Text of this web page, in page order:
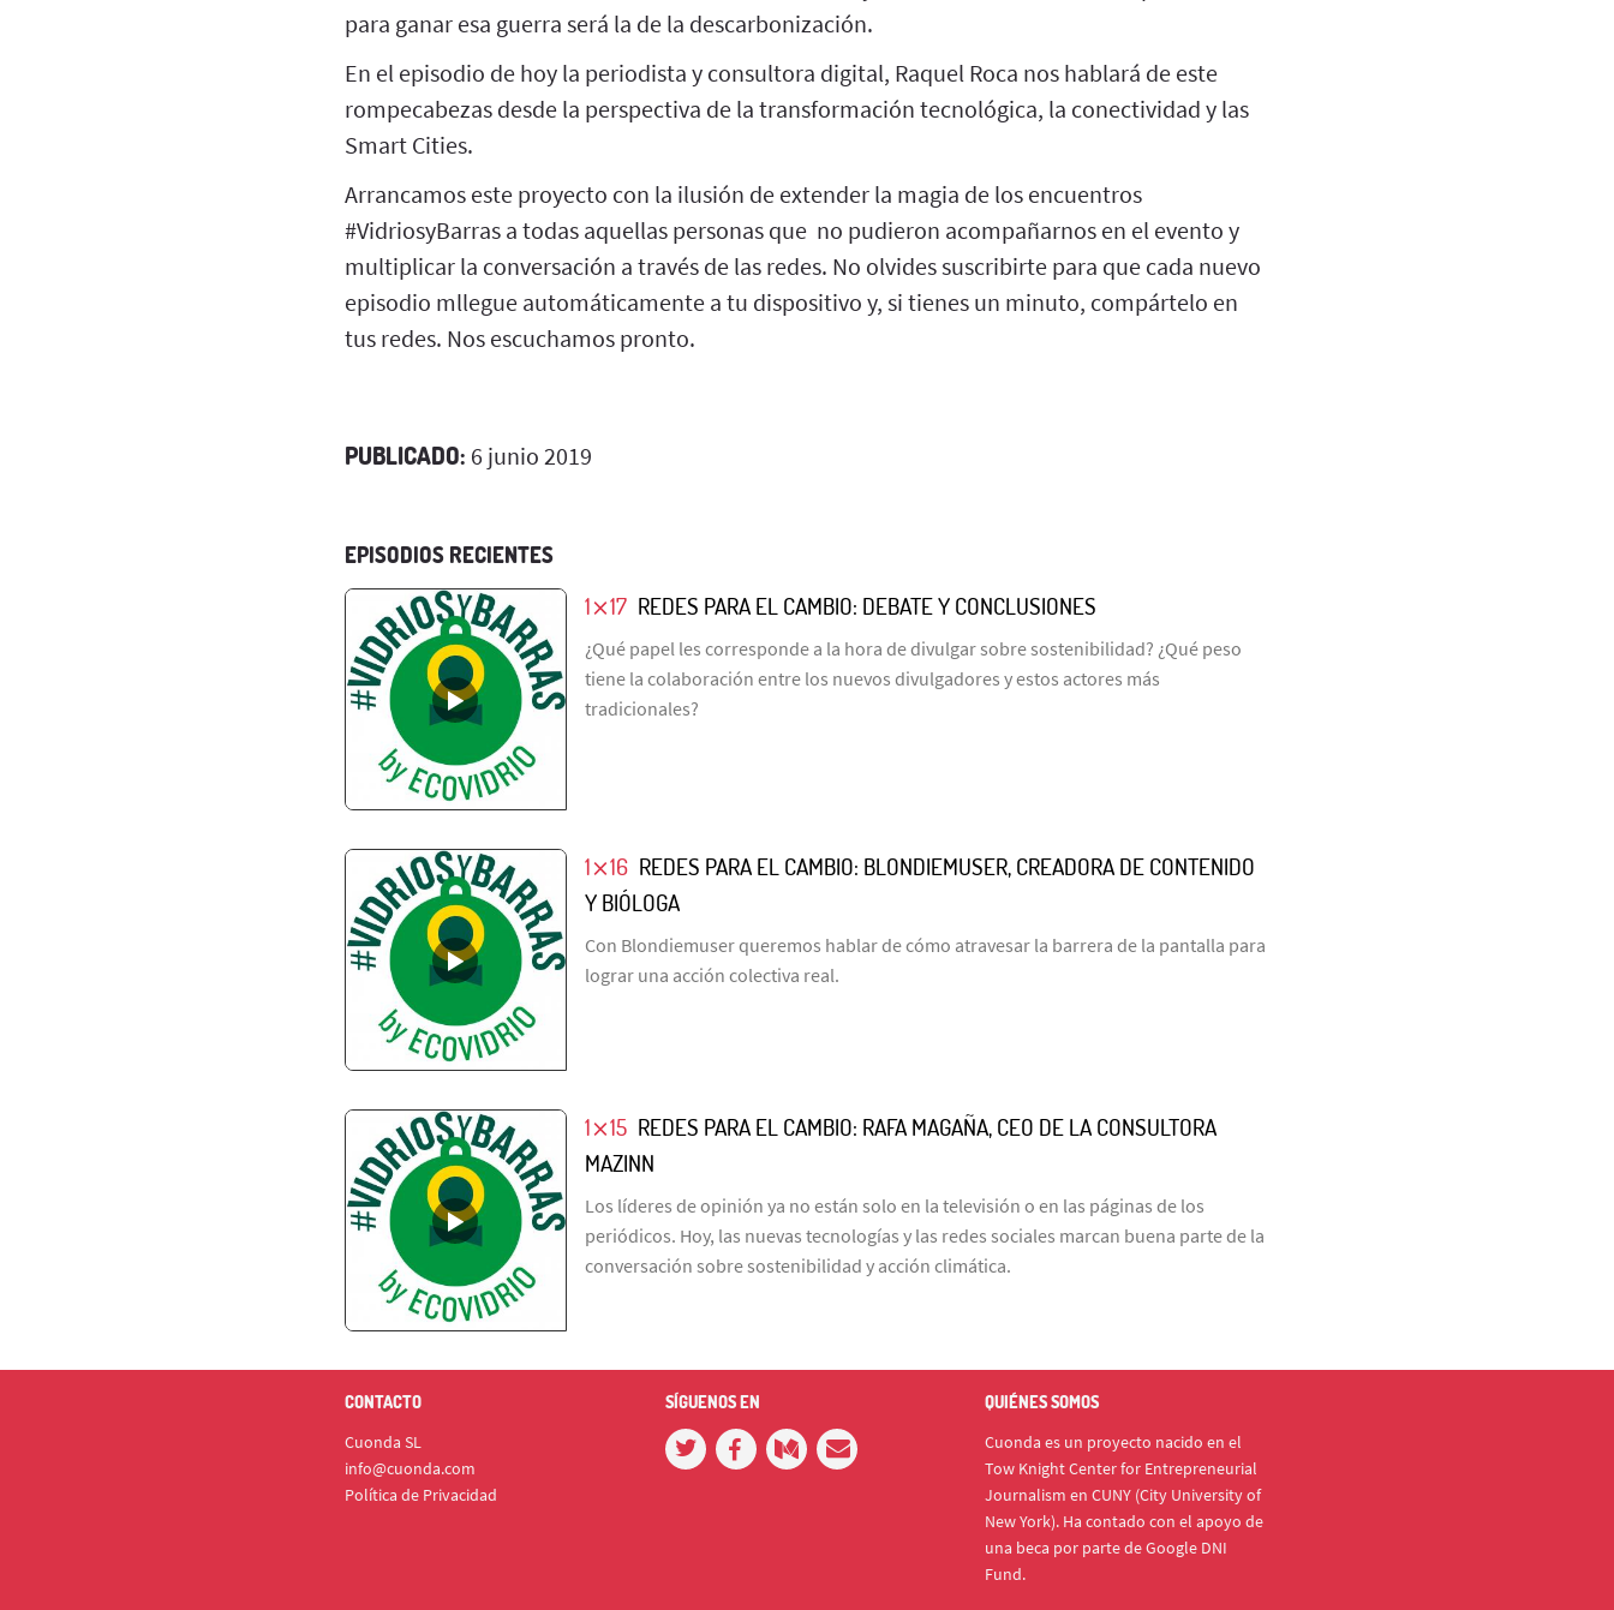
para ganar esa guerra será la de la descarbonización.
En el episodio de hoy la periodista y consultora digital, Raquel Roca nos hablará de este
rompecabezas desde la perspectiva de la transformación tecnológica, la conectividad y las
Smart Cities.
Arrancamos este proyecto con la ilusión de extender la magia de los encuentros
#VidriosyBarras a todas aquellas personas que no pudieron acompañarnos en el evento y
multiplicar la conversación a través de las redes. No olvides suscribirte para que cada nuevo
episodio mllegue automáticamente a tu dispositivo y, si tienes un minuto, compártelo en
tus redes. Nos escuchamos pronto.
PUBLICADO: 6 junio 2019
EPISODIOS RECIENTES
1⨯17 REDES PARA EL CAMBIO: DEBATE Y CONCLUSIONES
¿Qué papel les corresponde a la hora de divulgar sobre sostenibilidad? ¿Qué peso
tiene la colaboración entre los nuevos divulgadores y estos actores más
tradicionales?
1⨯16 REDES PARA EL CAMBIO: BLONDIEMUSER, CREADORA DE CONTENIDO
Y BIÓLOGA
Con Blondiemuser queremos hablar de cómo atravesar la barrera de la pantalla para
lograr una acción colectiva real.
1⨯15 REDES PARA EL CAMBIO: RAFA MAGAÑA, CEO DE LA CONSULTORA
MAZINN
Los líderes de opinión ya no están solo en la televisión o en las páginas de los
periódicos. Hoy, las nuevas tecnologías y las redes sociales marcan buena parte de la
conversación sobre sostenibilidad y acción climática.
CONTACTO
Cuonda SL
info@cuonda.com
Política de Privacidad
SÍGUENOS EN QUIÉNES SOMOS
Cuonda es un proyecto nacido en el
Tow Knight Center for Entrepreneurial
Journalism en CUNY (City University of
New York). Ha contado con el apoyo de
una beca por parte de Google DNI
Fund.